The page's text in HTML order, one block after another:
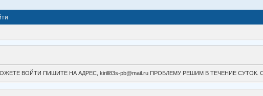
ВОЙТИ ПИШИТЕ НА АДРЕС, kirill83s-pb@mail.ru ПРОБЛЕМУ РЕШИМ В ТЕЧЕНИЕ